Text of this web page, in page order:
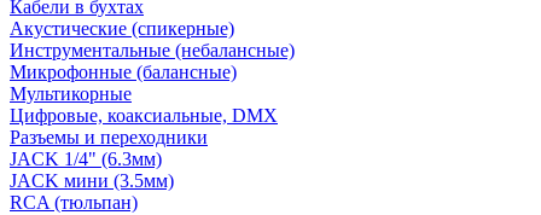
Кабели в бухтах
Акустические (спикерные)
Инструментальные (небалансные)
Микрофонные (балансные)
Мультикорные
Цифровые, коаксиальные, DMX
Разъемы и переходники
JACK 1/4" (6.3мм)
JACK мини (3.5мм)
RCA (тюльпан)